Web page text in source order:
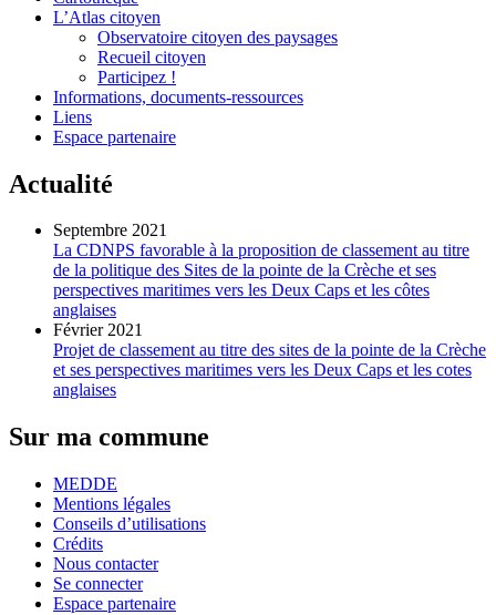
L’Atlas citoyen
Observatoire citoyen des paysages
Recueil citoyen
Participez !
Informations, documents-ressources
Liens
Espace partenaire
Actualité
Septembre 2021
La CDNPS favorable à la proposition de classement au titre
de la politique des Sites de la pointe de la Crèche et ses
perspectives maritimes vers les Deux Caps et les côtes
anglaises
Février 2021
Projet de classement au titre des sites de la pointe de la Crèche
et ses perspectives maritimes vers les Deux Caps et les cotes
anglaises
Sur ma commune
MEDDE
Mentions légales
Conseils d’utilisations
Crédits
Nous contacter
Se connecter
Espace partenaire